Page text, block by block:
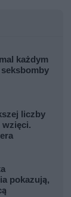
każdym
liczby
wzięci.
pokazują,